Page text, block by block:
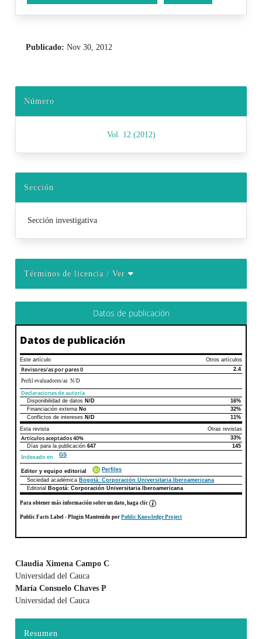
Publicado: Nov 30, 2012
Número
Vol. 12 (2012)
Sección
Sección investigativa
Términos de licencia/ Ver
Datos de publicación
Datos de publicación
Este artículo Otros artículos
Revisores/as por pares0
2.4
Perfil evaluadores/as N/D
Declaraciones de autoría
Declaraciones de autoríaEste artículo
Disponibilidad de datos N/D
16%
Financiación externa No
32%
Conflictos de intereses N/D
11%
Esta revista
Otras revistas
Artículos aceptados40%
33%
Días para la publicación647 145
Indexado en GS
Editor y equipo editorial
Perfiles
Sociedad académica Bogotá: Corporación Universitaria Iberoamericana
Editorial
Bogotá: Corporación Universitaria Iberoamericana
Para obtener más información sobre un dato, haga clic
Public Facts Label - Plugin Mantenido porPublic Knowledge Project
Contenido principal del artículo
Claudia Ximena Campo C
Universidad del Cauca
María Consuelo Chaves P
Universidad del Cauca
Resumen